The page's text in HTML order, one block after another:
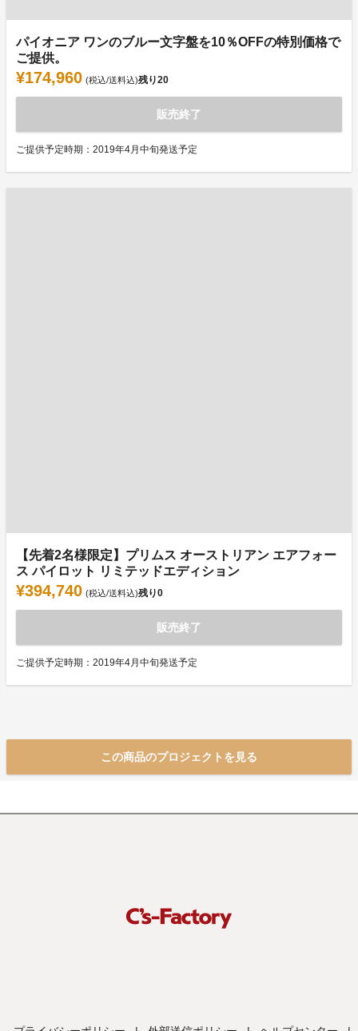
パイオニア ワンのブルー文字盤を10％OFFの特別価格で
ご提供。
¥174,960 (税込/送料込)残り20
販売終了
ご提供予定時期：2019年4月中旬発送予定
【先着2名様限定】プリムス オーストリアン エアフォー
ス パイロット リミテッドエディション
¥394,740 (税込/送料込)残り0
販売終了
ご提供予定時期：2019年4月中旬発送予定
この商品のプロジェクトを見る